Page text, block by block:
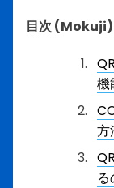
目次 (Mokuji)
機
方